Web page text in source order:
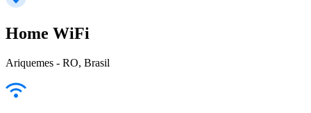
Home WiFi
Ariquemes - RO, Brasil